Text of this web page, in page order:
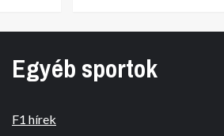
Egyéb sportok
F1 hírek